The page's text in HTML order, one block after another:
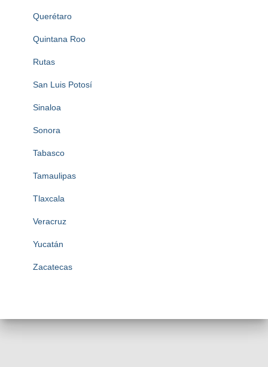
Querétaro
Quintana Roo
Rutas
San Luis Potosí
Sinaloa
Sonora
Tabasco
Tamaulipas
Tlaxcala
Veracruz
Yucatán
Zacatecas